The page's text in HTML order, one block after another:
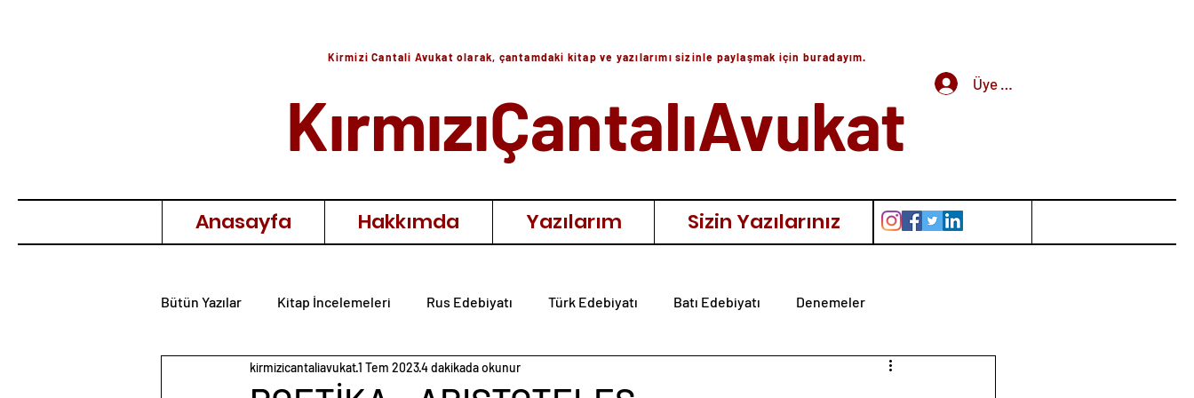
Kirmizi Cantali Avukat olarak, çantamdaki kitap ve yazılarımı sizinle paylaşmak için buradayım.
KırmızıÇantalıAvukat
Üye Girişi
Anasayfa Hakkımda Yazılarım Sizin Yazılarınız
Bütün Yazılar Kitap İncelemeleri Rus Edebiyatı Türk Edebiyatı Batı Edebiyatı Denemeler
Film İncelemeleri Anı & Hatıra Diğer
kirmizicantaliavukat1 Tem 20234 dakikada okunur